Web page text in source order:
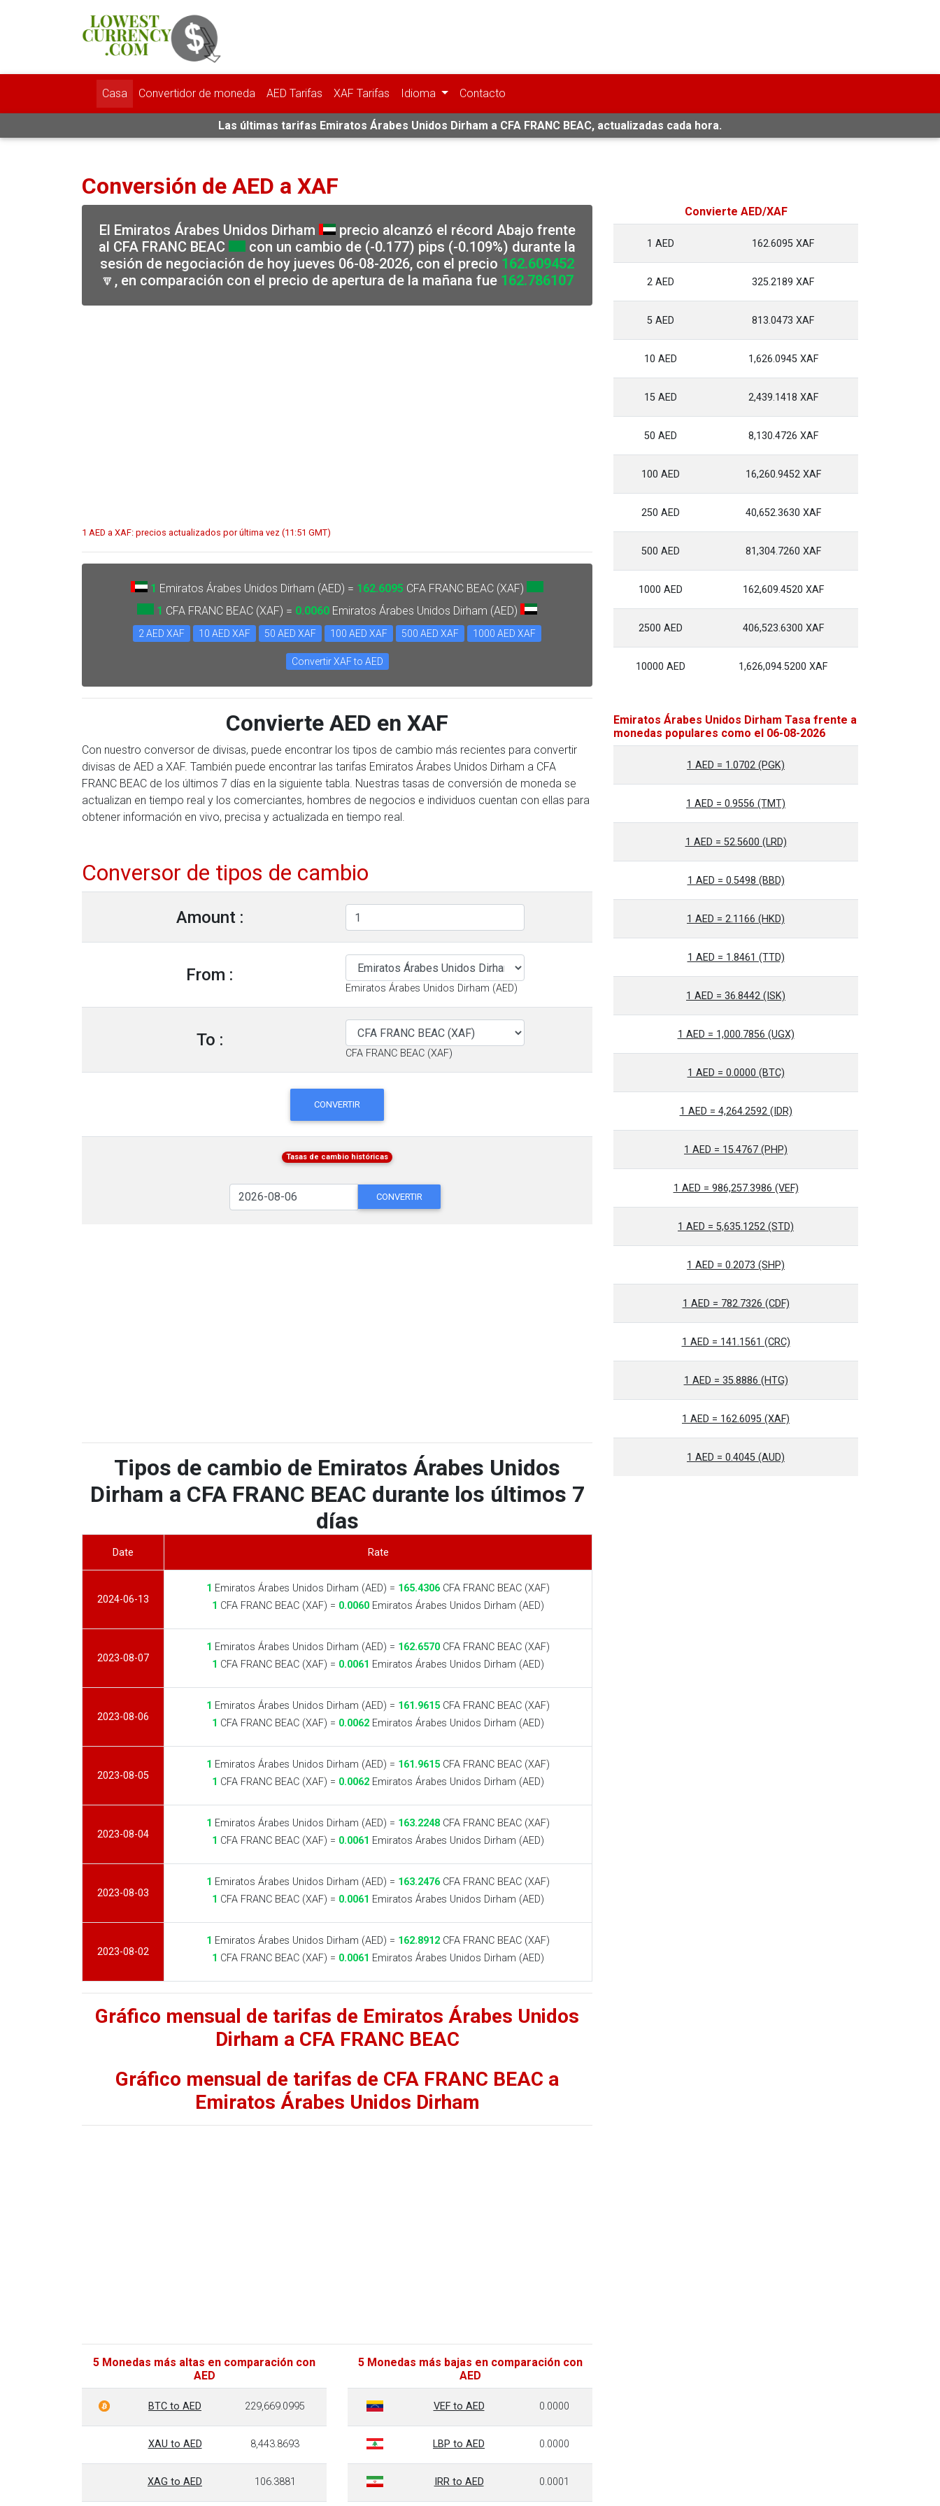
Casa Convertidor de moneda AED Tarifas XAF Tarifas Idioma Contacto
Las últimas tarifas Emiratos Árabes Unidos Dirham a CFA FRANC BEAC, actualizadas cada hora.
Conversión de AED a XAF
El Emiratos Árabes Unidos Dirham
precio alcanzó el récord Abajo frente
al CFA FRANC BEAC
con un cambio de (-0.177) pips (-0.109%) durante la
sesión de negociación de hoy jueves 06-08-2026, con el precio 162.609452
🔽, en comparación con el precio de apertura de la mañana fue 162.786107
1 AED a XAF: precios actualizados por última vez (11:51 GMT)
1 Emiratos Árabes Unidos Dirham (AED) = 162.6095 CFA FRANC BEAC (XAF)
1 CFA FRANC BEAC (XAF) = 0.0060 Emiratos Árabes Unidos Dirham (AED)
2 AED XAF 10 AED XAF 50 AED XAF 100 AED XAF 500 AED XAF 1000 AED XAF
Convertir XAF to AED
Convierte AED en XAF
Con nuestro conversor de divisas, puede encontrar los tipos de cambio más recientes para convertir
divisas de AED a XAF. También puede encontrar las tarifas Emiratos Árabes Unidos Dirham a CFA
FRANC BEAC de los últimos 7 días en la siguiente tabla. Nuestras tasas de conversión de moneda se
actualizan en tiempo real y los comerciantes, hombres de negocios e individuos cuentan con ellas para
obtener información en vivo, precisa y actualizada en tiempo real.
Conversor de tipos de cambio
Amount :
From :
Emiratos Árabes Unidos Dirham (AED)
To :
CFA FRANC BEAC (XAF)
CONVERTIR
Tasas de cambio históricas
CONVERTIR
Tipos de cambio de Emiratos Árabes Unidos
Dirham a CFA FRANC BEAC durante los últimos 7
días
Date Rate
2024-06-13
1 Emiratos Árabes Unidos Dirham (AED) = 165.4306 CFA FRANC BEAC (XAF)
1 CFA FRANC BEAC (XAF) = 0.0060 Emiratos Árabes Unidos Dirham (AED)
2023-08-07
1 Emiratos Árabes Unidos Dirham (AED) = 162.6570 CFA FRANC BEAC (XAF)
1 CFA FRANC BEAC (XAF) = 0.0061 Emiratos Árabes Unidos Dirham (AED)
2023-08-06
1 Emiratos Árabes Unidos Dirham (AED) = 161.9615 CFA FRANC BEAC (XAF)
1 CFA FRANC BEAC (XAF) = 0.0062 Emiratos Árabes Unidos Dirham (AED)
2023-08-05
1 Emiratos Árabes Unidos Dirham (AED) = 161.9615 CFA FRANC BEAC (XAF)
1 CFA FRANC BEAC (XAF) = 0.0062 Emiratos Árabes Unidos Dirham (AED)
2023-08-04
1 Emiratos Árabes Unidos Dirham (AED) = 163.2248 CFA FRANC BEAC (XAF)
1 CFA FRANC BEAC (XAF) = 0.0061 Emiratos Árabes Unidos Dirham (AED)
2023-08-03
1 Emiratos Árabes Unidos Dirham (AED) = 163.2476 CFA FRANC BEAC (XAF)
1 CFA FRANC BEAC (XAF) = 0.0061 Emiratos Árabes Unidos Dirham (AED)
2023-08-02
1 Emiratos Árabes Unidos Dirham (AED) = 162.8912 CFA FRANC BEAC (XAF)
1 CFA FRANC BEAC (XAF) = 0.0061 Emiratos Árabes Unidos Dirham (AED)
Gráfico mensual de tarifas de Emiratos Árabes Unidos
Dirham a CFA FRANC BEAC
Gráfico mensual de tarifas de CFA FRANC BEAC a
Emiratos Árabes Unidos Dirham
5 Monedas más altas en comparación con
AED
BTC to AED 229,669.0995
XAU to AED 8,443.8693
XAG to AED 106.3881
5 Monedas más bajas en comparación con
AED
VEF to AED 0.0000
LBP to AED 0.0000
IRR to AED 0.0001
Convierte AED/XAF
1 AED 162.6095 XAF
2 AED 325.2189 XAF
5 AED 813.0473 XAF
10 AED 1,626.0945 XAF
15 AED 2,439.1418 XAF
50 AED 8,130.4726 XAF
100 AED 16,260.9452 XAF
250 AED 40,652.3630 XAF
500 AED 81,304.7260 XAF
1000 AED 162,609.4520 XAF
2500 AED 406,523.6300 XAF
10000 AED 1,626,094.5200 XAF
Emiratos Árabes Unidos Dirham Tasa frente a
monedas populares como el 06-08-2026
1 AED = 1.0702 (PGK)
1 AED = 0.9556 (TMT)
1 AED = 52.5600 (LRD)
1 AED = 0.5498 (BBD)
1 AED = 2.1166 (HKD)
1 AED = 1.8461 (TTD)
1 AED = 36.8442 (ISK)
1 AED = 1,000.7856 (UGX)
1 AED = 0.0000 (BTC)
1 AED = 4,264.2592 (IDR)
1 AED = 15.4767 (PHP)
1 AED = 986,257.3986 (VEF)
1 AED = 5,635.1252 (STD)
1 AED = 0.2073 (SHP)
1 AED = 782.7326 (CDF)
1 AED = 141.1561 (CRC)
1 AED = 35.8886 (HTG)
1 AED = 162.6095 (XAF)
1 AED = 0.4045 (AUD)